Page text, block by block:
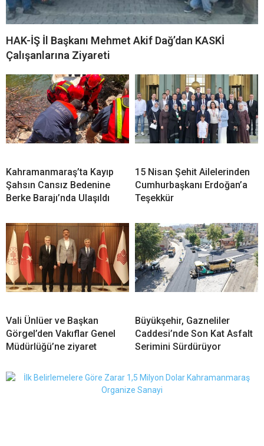
HAK-İŞ İl Başkanı Mehmet Akif Dağ’dan KASKİ
Çalışanlarına Ziyareti
Kahramanmaraş’ta Kayıp
Şahsın Cansız Bedenine
Berke Barajı’nda Ulaşıldı
15 Nisan Şehit Ailelerinden
Cumhurbaşkanı Erdoğan’a
Teşekkür
Vali Ünlüer ve Başkan
Görgel’den Vakıflar Genel
Müdürlüğü’ne ziyaret
Büyükşehir, Gazneliler
Caddesi’nde Son Kat Asfalt
Serimini Sürdürüyor